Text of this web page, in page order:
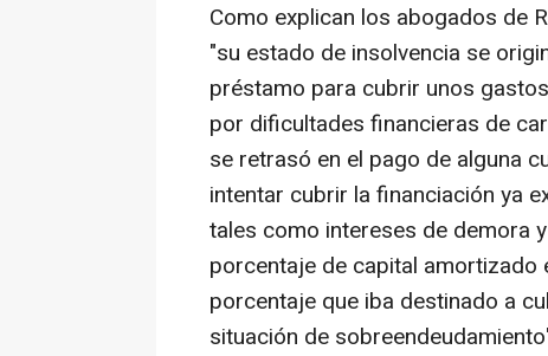
Como explican los abogados de
"su estado de insolvencia se
préstamo para cubrir unos
por dificultades financieras de
se retrasó en el pago de alguna
intentar cubrir la financiación ya
tales como intereses de demora
porcentaje de capital
porcentaje que iba destinado a
situación de